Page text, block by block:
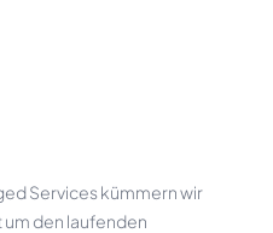
Services kümmern wir
um den laufenden